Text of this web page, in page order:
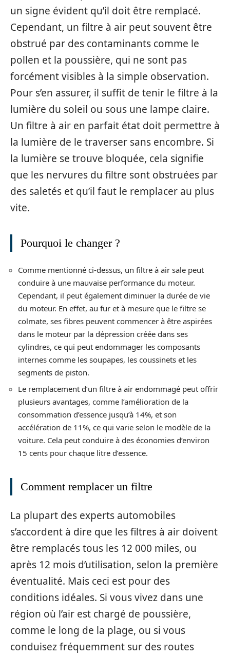
un signe évident qu’il doit être remplacé.
Cependant, un filtre à air peut souvent être
obstrué par des contaminants comme le
pollen et la poussière, qui ne sont pas
forcément visibles à la simple observation.
Pour s’en assurer, il suffit de tenir le filtre à la
lumière du soleil ou sous une lampe claire.
Un filtre à air en parfait état doit permettre à
la lumière de le traverser sans encombre. Si
la lumière se trouve bloquée, cela signifie
que les nervures du filtre sont obstruées par
des saletés et qu’il faut le remplacer au plus
vite.
Pourquoi le changer ?
Comme mentionné ci-dessus, un filtre à air sale peut
conduire à une mauvaise performance du moteur.
Cependant, il peut également diminuer la durée de vie
du moteur. En effet, au fur et à mesure que le filtre se
colmate, ses fibres peuvent commencer à être aspirées
dans le moteur par la dépression créée dans ses
cylindres, ce qui peut endommager les composants
internes comme les soupapes, les coussinets et les
segments de piston.
Le remplacement d’un filtre à air endommagé peut offrir
plusieurs avantages, comme l’amélioration de la
consommation d’essence jusqu’à 14%, et son
accélération de 11%, ce qui varie selon le modèle de la
voiture. Cela peut conduire à des économies d’environ
15 cents pour chaque litre d’essence.
Comment remplacer un filtre
La plupart des experts automobiles
s’accordent à dire que les filtres à air doivent
être remplacés tous les 12 000 miles, ou
après 12 mois d’utilisation, selon la première
éventualité. Mais ceci est pour des
conditions idéales. Si vous vivez dans une
région où l’air est chargé de poussière,
comme le long de la plage, ou si vous
conduisez fréquemment sur des routes